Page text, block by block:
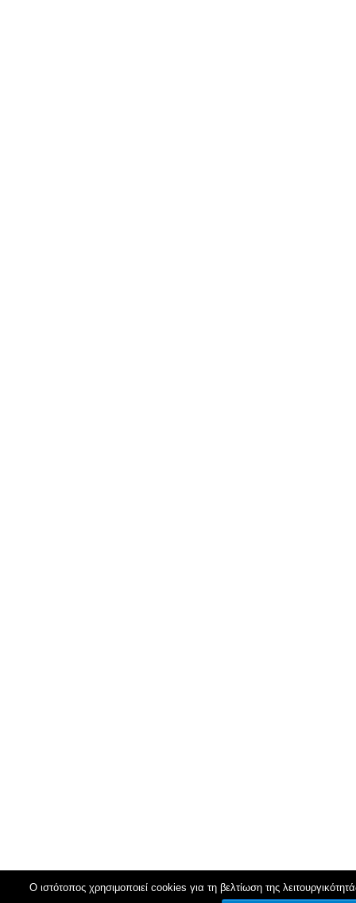
Ο ιστότοπος χρησιμοποιεί cookies για τη βελτίωση της